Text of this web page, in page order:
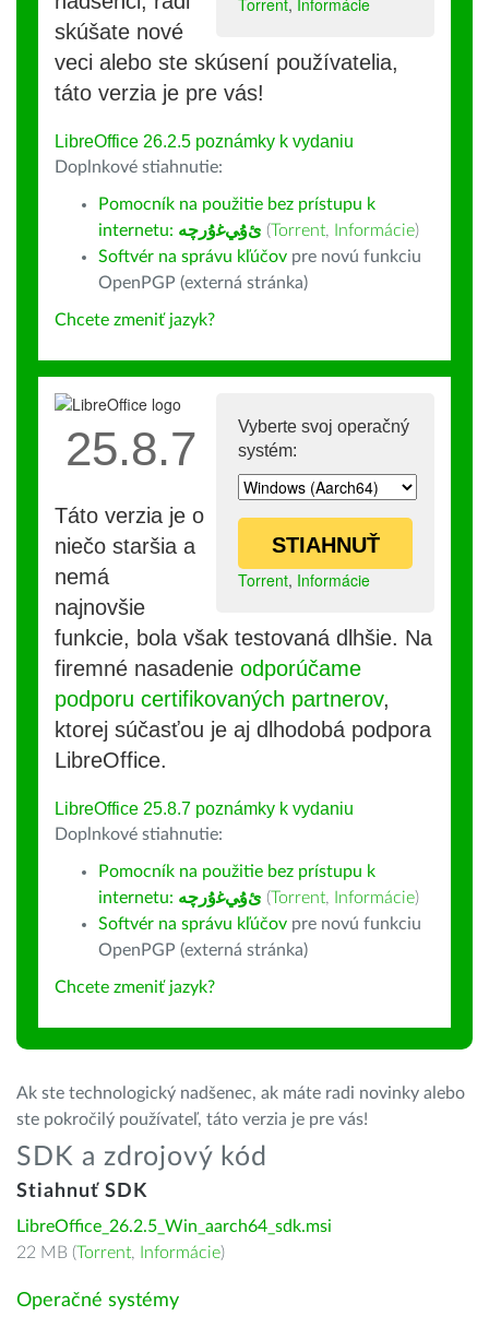
Torrent, Informácie
skúšate nové
veci alebo ste skúsení používatelia,
táto verzia je pre vás!
LibreOffice 26.2.5 poznámky k vydaniu
Doplnkové stiahnutie:
Pomocník na použitie bez prístupu k
internetu: ﺉۇﻲﻏۇﺭچە (Torrent, Informácie)
Softvér na správu kľúčov pre novú funkciu
OpenPGP (externá stránka)
Chcete zmeniť jazyk?
Vyberte svoj operačný
systém:
STIAHNUŤ
Torrent, Informácie
25.8.7
Táto verzia je o
niečo staršia a
nemá
najnovšie
funkcie, bola však testovaná dlhšie. Na
firemné nasadenie odporúčame
podporu certifikovaných partnerov,
ktorej súčasťou je aj dlhodobá podpora
LibreOffice.
LibreOffice 25.8.7 poznámky k vydaniu
Doplnkové stiahnutie:
Pomocník na použitie bez prístupu k
internetu: ﺉۇﻲﻏۇﺭچە (Torrent, Informácie)
Softvér na správu kľúčov pre novú funkciu
OpenPGP (externá stránka)
Chcete zmeniť jazyk?
Ak ste technologický nadšenec, ak máte radi novinky alebo
ste pokročilý používateľ, táto verzia je pre vás!
SDK a zdrojový kód
Stiahnuť SDK
LibreOffice_26.2.5_Win_aarch64_sdk.msi
22 MB (Torrent, Informácie)
Operačné systémy